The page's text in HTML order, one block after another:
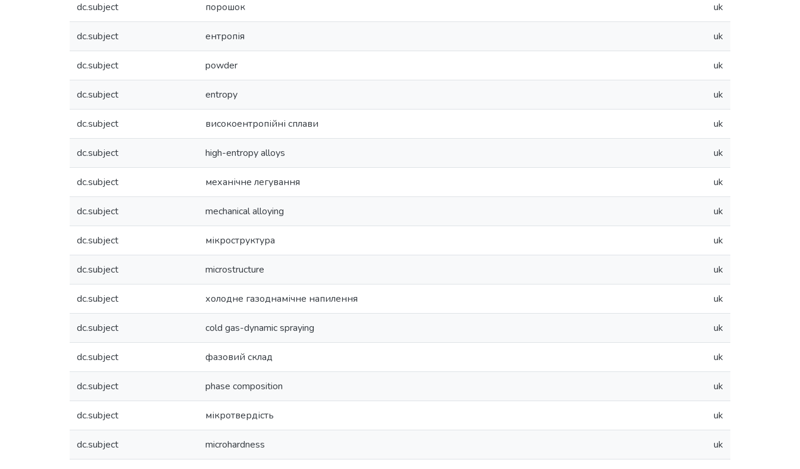
dc.subject порошок uk
dc.subject ентропія uk
dc.subject powder uk
dc.subject entropy uk
dc.subject високоентропійні сплави uk
dc.subject high-entropy alloys uk
dc.subject механічне легування uk
dc.subject mechanical alloying uk
dc.subject мікроструктура uk
dc.subject microstructure uk
dc.subject холодне газоднамічне напилення uk
dc.subject cold gas-dynamic spraying uk
dc.subject фазовий склад uk
dc.subject phase composition uk
dc.subject мікротвердість uk
dc.subject microhardness uk